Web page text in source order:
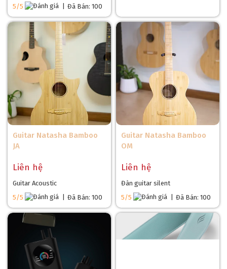
5/5
Đã Bán: 100
Guitar Natasha Bamboo
JA
Liên hệ
Guitar Acoustic
5/5
Đã Bán: 100
Guitar Natasha Bamboo
OM
Liên hệ
Đàn guitar silent
5/5
Đã Bán: 100